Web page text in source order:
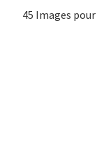
45 Images pour